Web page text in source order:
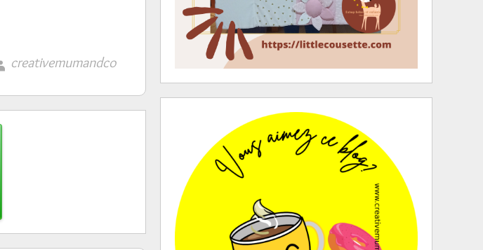
creativemumandco